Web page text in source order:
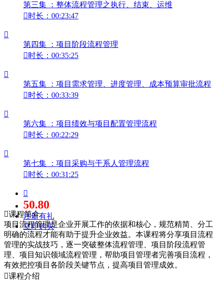
第三集 ：整体流程管理之执行、结束、运维
时长：00:23:47

第四集 ：项目阶段流程管理
时长：00:35:25

第五集 ：项目需求管理、进度管理、成本预算审批流程
时长：00:33:39

第六集 ：项目绩效与项目配置管理流程
时长：00:22:29

第七集 ：项目采购与干系人管理流程
时长：00:31:25

50.80
注册有礼
立即购买
课程简介
项目流程管理是企业开展工作的依据和核心，规范精简、分工
明确的流程才能有助于提升企业效益。本课程将分享项目流程
管理的实战技巧，逐一突破整体流程管理、项目阶段流程管
理、项目知识领域流程管理，帮助项目管理者完善项目流程，
有效把控项目各阶段关键节点，提高项目管理成效。
课程介绍